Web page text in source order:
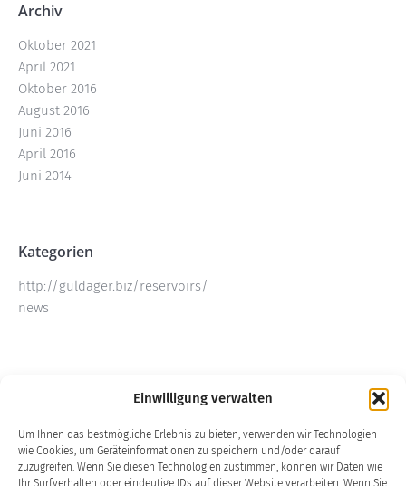
Einwilligung verwalten
Um Ihnen das bestmögliche Erlebnis zu bieten, verwenden wir Technologien
wie Cookies, um Geräteinformationen zu speichern und/oder darauf
zuzugreifen. Wenn Sie diesen Technologien zustimmen, können wir Daten wie
Ihr Surfverhalten oder eindeutige IDs auf dieser Website verarbeiten. Wenn Sie
Archiv
Oktober 2021
April 2021
Oktober 2016
August 2016
Juni 2016
April 2016
Juni 2014
Kategorien
http://guldager.biz/reservoirs/
news
Eintrags-Feed
Kommentar-Feed